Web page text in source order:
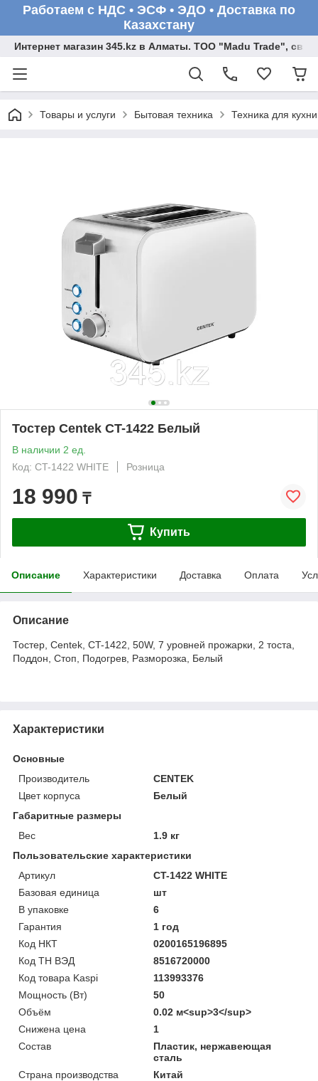
Работаем с НДС • ЭСФ • ЭДО • Доставка по
Казахстану
Интернет магазин 345.kz в Алматы. ТОО "Madu Trade",
Товары и услуги Бытовая техника Техника для кухни
Тостер Centek CT-1422 Белый
В наличии 2 ед.
Код: CT-1422 WHITE
Розница
18 990 ₸
Купить
Описание Характеристики Доставка Оплата
Описание
Тостер, Centek, CT-1422, 50W, 7 уровней прожарки, 2 тоста,
Поддон, Стоп, Подогрев, Разморозка, Белый
Характеристики
Основные
Производитель
CENTEK
Цвет корпуса
Белый
Габаритные размеры
Вес
1.9 кг
Пользовательские характеристики
Артикул
CT-1422 WHITE
Базовая единица
шт
В упаковке
6
Гарантия
1 год
Код НКТ
0200165196895
Код ТН ВЭД
8516720000
Код товара Kaspi
113993376
Мощность (Bт)
50
Объём
0.02 м<sup>3</sup>
Снижена цена
1
Состав
Пластик, нержавеющая
сталь
Страна производства
Китай